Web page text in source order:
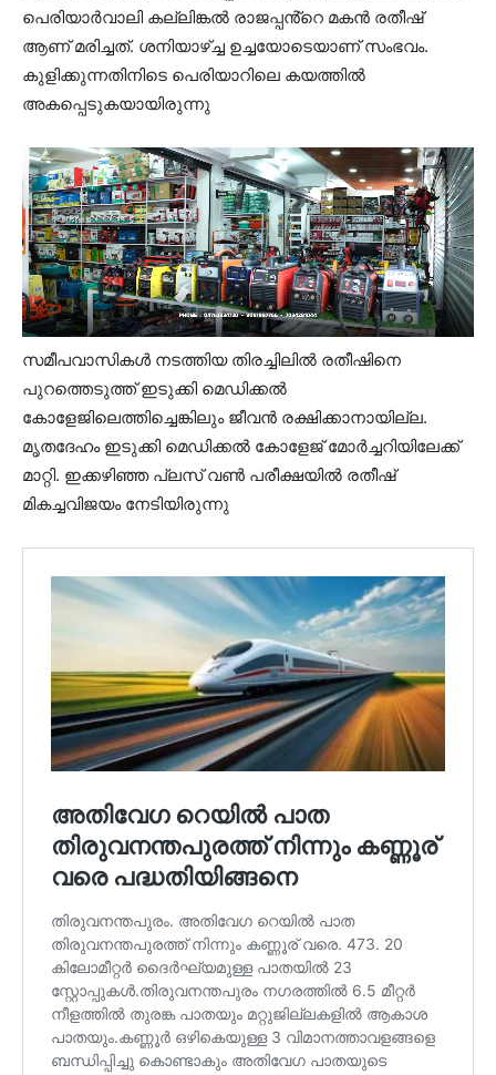
പെരിയാർവാലി കല്ലിങ്കൽ രാജപ്പൻ്റെ മകൻ രതീഷ്
ആണ് മരിച്ചത്. ശനിയാഴ്ച്ച ഉച്ചയോടെയാണ് സംഭവം.
കുളിക്കുന്നതിനിടെ പെരിയാറിലെ കയത്തിൽ
അകപ്പെടുകയായിരുന്നു
സമീപവാസികൾ നടത്തിയ തിരച്ചിലിൽ രതീഷിനെ
പുറത്തെടുത്ത് ഇടുക്കി മെഡിക്കൽ
കോളേജിലെത്തിച്ചെങ്കിലും ജീവൻ രക്ഷിക്കാനായില്ല.
മൃതദേഹം ഇടുക്കി മെഡിക്കൽ കോളേജ് മോർച്ചറിയിലേക്ക്
മാറ്റി. ഇക്കഴിഞ്ഞ പ്ലസ് വൺ പരീക്ഷയിൽ രതീഷ്
മികച്ചവിജയം നേടിയിരുന്നു